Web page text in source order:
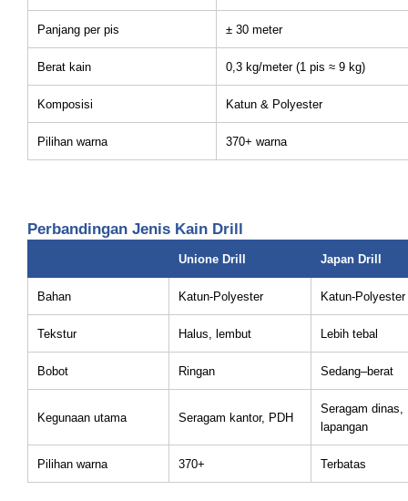
Panjang per pis ± 30 meter
Berat kain 0,3 kg/meter (1 pis ≈ 9 kg)
Komposisi Katun & Polyester
Pilihan warna 370+ warna
Perbandingan Jenis Kain Drill
Unione Drill Japan Drill
Bahan Katun-Polyester Katun-Polyester
Tekstur Halus, lembut Lebih tebal
Bobot Ringan Sedang–berat
Kegunaan utama Seragam kantor, PDH
Seragam dinas,
lapangan
Pilihan warna 370+ Terbatas